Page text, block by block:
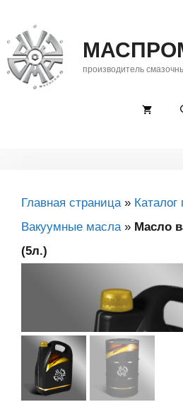
содержимому
производитель
Главная страница» Каталог
Вакуумные масла» Масло
(5л.)